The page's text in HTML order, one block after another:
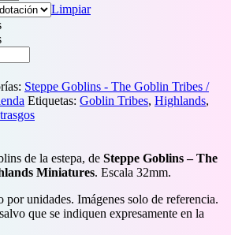
Limpiar
Steppe Goblins - The Goblin Tribes /
Etiquetas: Goblin Tribes, Highlands,
trasgos
de la estepa, de Steppe Goblins – The
Miniatures. Escala 32mm.
por unidades. Imágenes solo de referencia.
que se indiquen expresamente en la